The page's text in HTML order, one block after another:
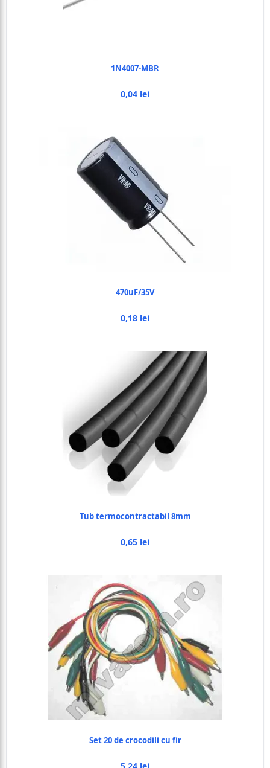
1N4007-MBR
0,04 lei
470uF/35V
0,18 lei
Tub termocontractabil 8mm
0,65 lei
Set 20 de crocodili cu fir